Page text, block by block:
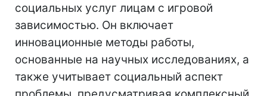
социальных услуг лицам с игровой
зависимостью. Он включает
инновационные методы работы,
основанные на научных исследованиях, а
также учитывает социальный аспект